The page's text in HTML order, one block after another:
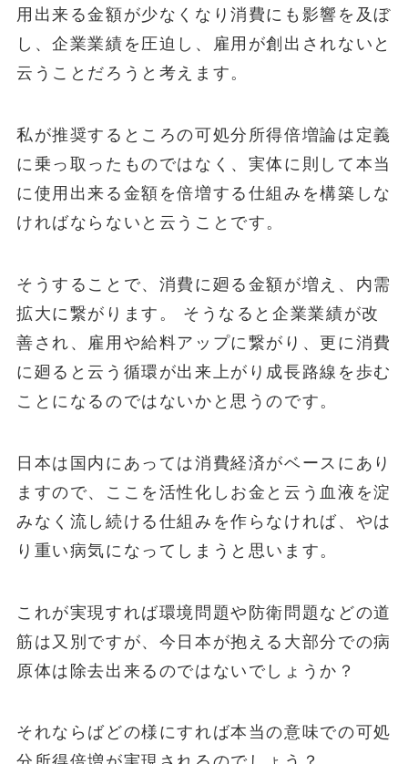
用出来る金額が少なくなり消費にも影響を及ぼ
し、企業業績を圧迫し、雇用が創出されないと
云うことだろうと考えます。
私が推奨するところの可処分所得倍増論は定義
に乗っ取ったものではなく、実体に則して本当
に使用出来る金額を倍増する仕組みを構築しな
ければならないと云うことです。
そうすることで、消費に廻る金額が増え、内需
拡大に繋がります。 そうなると企業業績が改
善され、雇用や給料アップに繋がり、更に消費
に廻ると云う循環が出来上がり成長路線を歩む
ことになるのではないかと思うのです。
日本は国内にあっては消費経済がベースにあり
ますので、ここを活性化しお金と云う血液を淀
みなく流し続ける仕組みを作らなければ、やは
り重い病気になってしまうと思います。
これが実現すれば環境問題や防衛問題などの道
筋は又別ですが、今日本が抱える大部分での病
原体は除去出来るのではないでしょうか？
それならばどの様にすれば本当の意味での可処